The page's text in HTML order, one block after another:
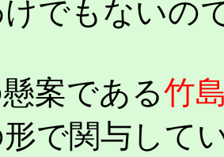
でもないの
案である竹
で関与して